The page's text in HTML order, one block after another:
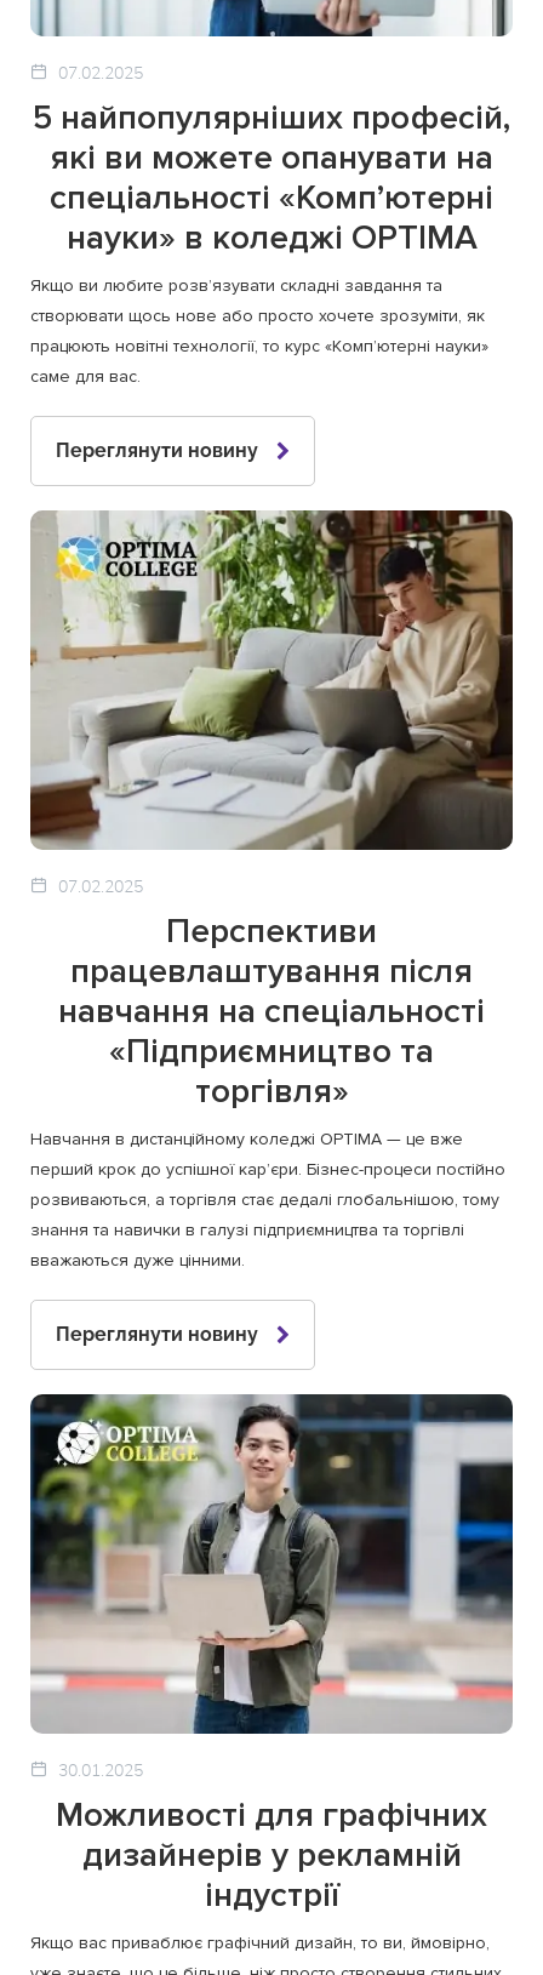
07.02.2025
5 найпопулярніших професій,
які ви можете опанувати на
спеціальності «Комп’ютерні
науки» в коледжі OPTIMA
Якщо ви любите розв’язувати складні завдання та
створювати щось нове або просто хочете зрозуміти, як
працюють новітні технології, то курс «Комп’ютерні науки»
саме для вас.
Переглянути новину
07.02.2025
Перспективи
працевлаштування після
навчання на спеціальності
«Підприємництво та
торгівля»
Навчання в дистанційному коледжі OPTIMA — це вже
перший крок до успішної кар’єри. Бізнес-процеси постійно
розвиваються, а торгівля стає дедалі глобальнішою, тому
знання та навички в галузі підприємництва та торгівлі
вважаються дуже цінними.
Переглянути новину
30.01.2025
Можливості для графічних
дизайнерів у рекламній
індустрії
Якщо вас приваблює графічний дизайн, то ви, ймовірно,